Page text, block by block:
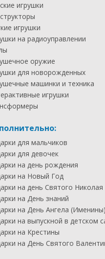
игрушки
игрушки
на радиоуправлении
оружие
для новорожденных
машинки и техника
игрушки
для мальчиков
для девочек
на день рождения
на Новый Год
на день Святого Николая
на День знаний
на День Ангела (Именины)
на выпускной в детском
на Крестины
на День Святого